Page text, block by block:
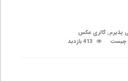
پذیرم,گالری عکس
چیست
413 بازدید